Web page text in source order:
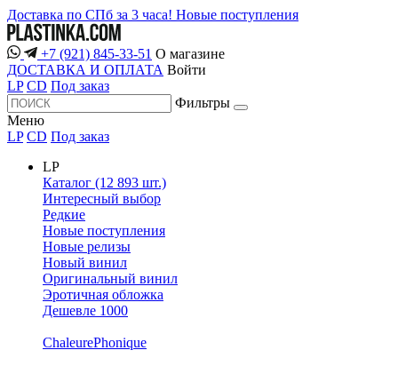
Доставка по СПб за 3 часа! Новые поступления
+7 (921) 845-33-51 О магазине
ДОСТАВКА И ОПЛАТА Войти
LP CD Под заказ
Фильтры
Меню
LP CD Под заказ
LP
Каталог (12 893 шт.)
Интересный выбор
Редкие
Новые поступления
Новые релизы
Новый винил
Оригинальный винил
Эротичная обложка
Дешевле 1000
ChaleurePhonique